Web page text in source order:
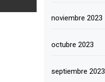
noviembre 2023
octubre 2023
septiembre 2023